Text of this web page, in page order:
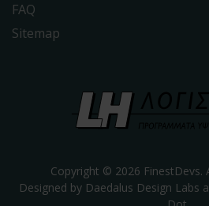
FAQ
Sitemap
Copyright © 2026 FinestDevs.
Designed by Daedalus Design Labs